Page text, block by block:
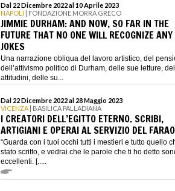
Dal 22 Dicembre 2022 al 10 Aprile 2023
NAPOLI | FONDAZIONE MORRA GRECO
JIMMIE DURHAM: AND NOW, SO FAR IN THE
FUTURE THAT NO ONE WILL RECOGNIZE
JOKES
Una narrazione obliqua del lavoro artistico, del
dell’attivismo politico di Durham, delle sue letture,
attitudini, delle su...
Dal 22 Dicembre 2022 al 28 Maggio 2023
VICENZA | BASILICA PALLADIANA
I CREATORI DELL’EGITTO ETERNO. SCRIBI,
ARTIGIANI E OPERAI AL SERVIZIO DEL
“Guarda con i tuoi occhi tutti i mestieri e tutto quello
stato scritto, e vedrai che le parole che ti ho detto
eccellenti. [.....